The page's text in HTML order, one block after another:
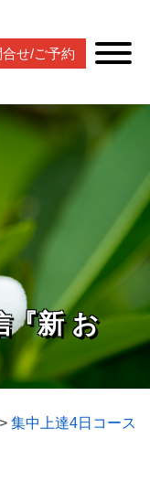
合せ/ご予約
『新 お
>集中上達4日コース